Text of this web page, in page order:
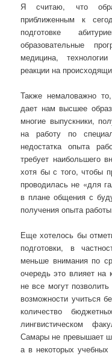
Я считаю, что
приближенным к
подготовке
образовательные
медицина,
реакции на
Также немаловажно
дает нам высшее
многие выпускники,
на работу по
недостатка опыта
требует наибольшего
хотя бы с того, чтобы
проводилась не «для
в плане общения с
получения опыта
Еще хотелось бы
подготовки, в
меньше внимания по
очередь это влияет на
не все могут
возможности учиться
количество
лингвистическом
Самары не превышает
а в некоторых